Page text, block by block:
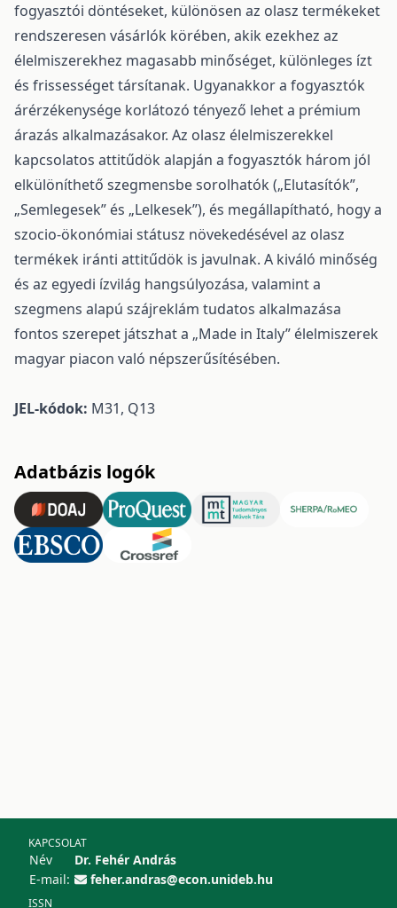
fogyasztói döntéseket, különösen az olasz termékeket
rendszeresen vásárlók körében, akik ezekhez az
élelmiszerekhez magasabb minőséget, különleges ízt
és frissességet társítanak. Ugyanakkor a fogyasztók
árérzékenysége korlátozó tényező lehet a prémium
árazás alkalmazásakor. Az olasz élelmiszerekkel
kapcsolatos attitűdök alapján a fogyasztók három jól
elkülöníthető szegmensbe sorolhatók („Elutasítók”,
„Semlegesek” és „Lelkesek”), és megállapítható, hogy a
szocio-ökonómiai státusz növekedésével az olasz
termékek iránti attitűdök is javulnak. A kiváló minőség
és az egyedi ízvilág hangsúlyozása, valamint a
szegmens alapú szájreklám tudatos alkalmazása
fontos szerepet játszhat a „Made in Italy” élelmiszerek
magyar piacon való népszerűsítésében.
JEL-kódok: M31, Q13
Adatbázis logók
KAPCSOLAT
Név
Dr. Fehér András
E-mail:
feher.andras@econ.unideb.hu
ISSN